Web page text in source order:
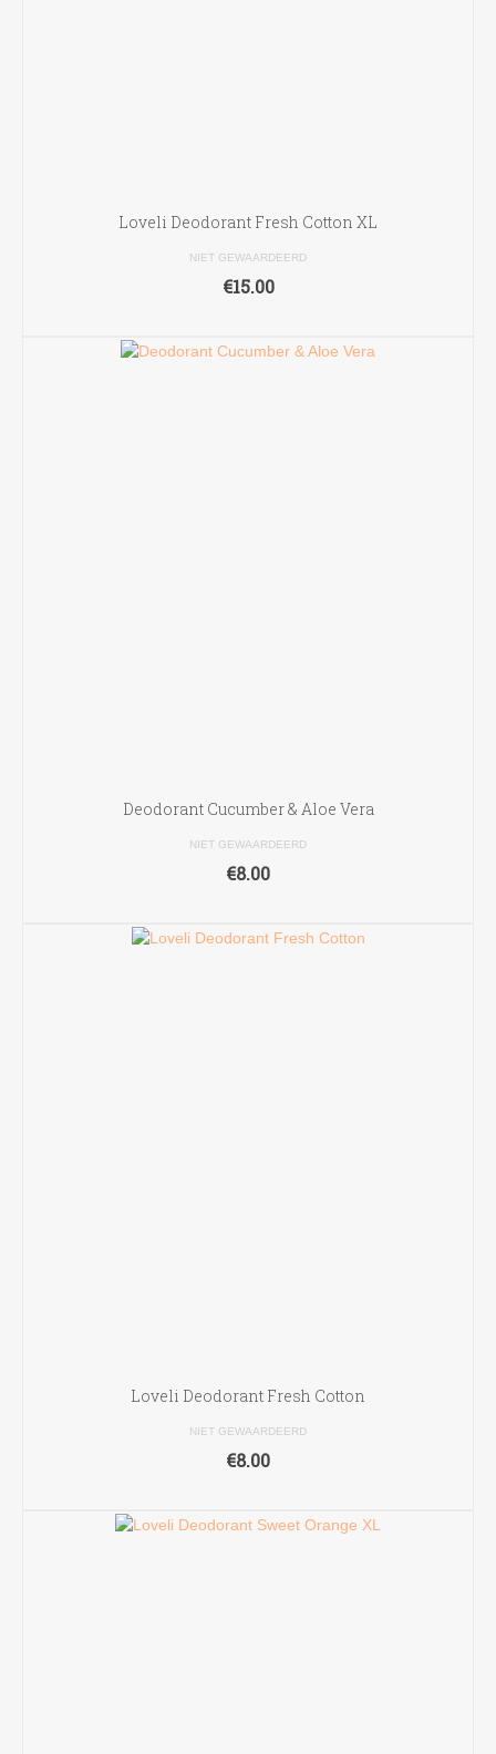
Loveli Deodorant Fresh Cotton XL
NIET GEWAARDEERD
€15.00
Deodorant Cucumber & Aloe Vera
NIET GEWAARDEERD
€8.00
Loveli Deodorant Fresh Cotton
NIET GEWAARDEERD
€8.00